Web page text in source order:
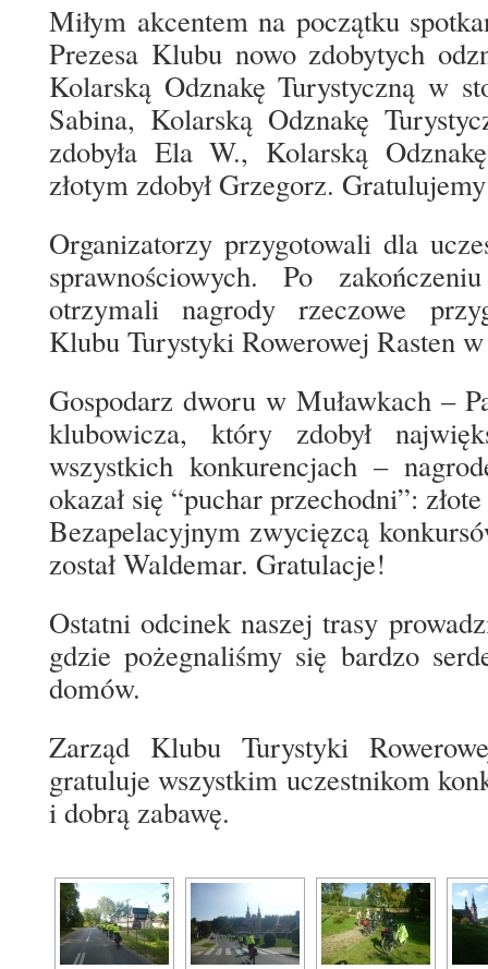
Miłym akcentem na początku
Prezesa Klubu nowo zdobytych
Kolarską Odznakę Turystyczną w
Sabina, Kolarską Odznakę
zdobyła Ela W., Kolarską
złotym zdobył Grzegorz.
Organizatorzy przygotowali dla
sprawnościowych. Po
otrzymali nagrody rzeczowe
Klubu Turystyki Rowerowej Rasten
Gospodarz dworu w Muławkach –
klubowicza, który zdobył
wszystkich konkurencjach –
okazał się “puchar przechodni”:
Bezapelacyjnym zwycięzcą
został Waldemar. Gratulacje!
Ostatni odcinek naszej trasy
gdzie pożegnaliśmy się bardzo
domów.
Zarząd Klubu Turystyki
gratuluje wszystkim uczestnikom
i dobrą zabawę.